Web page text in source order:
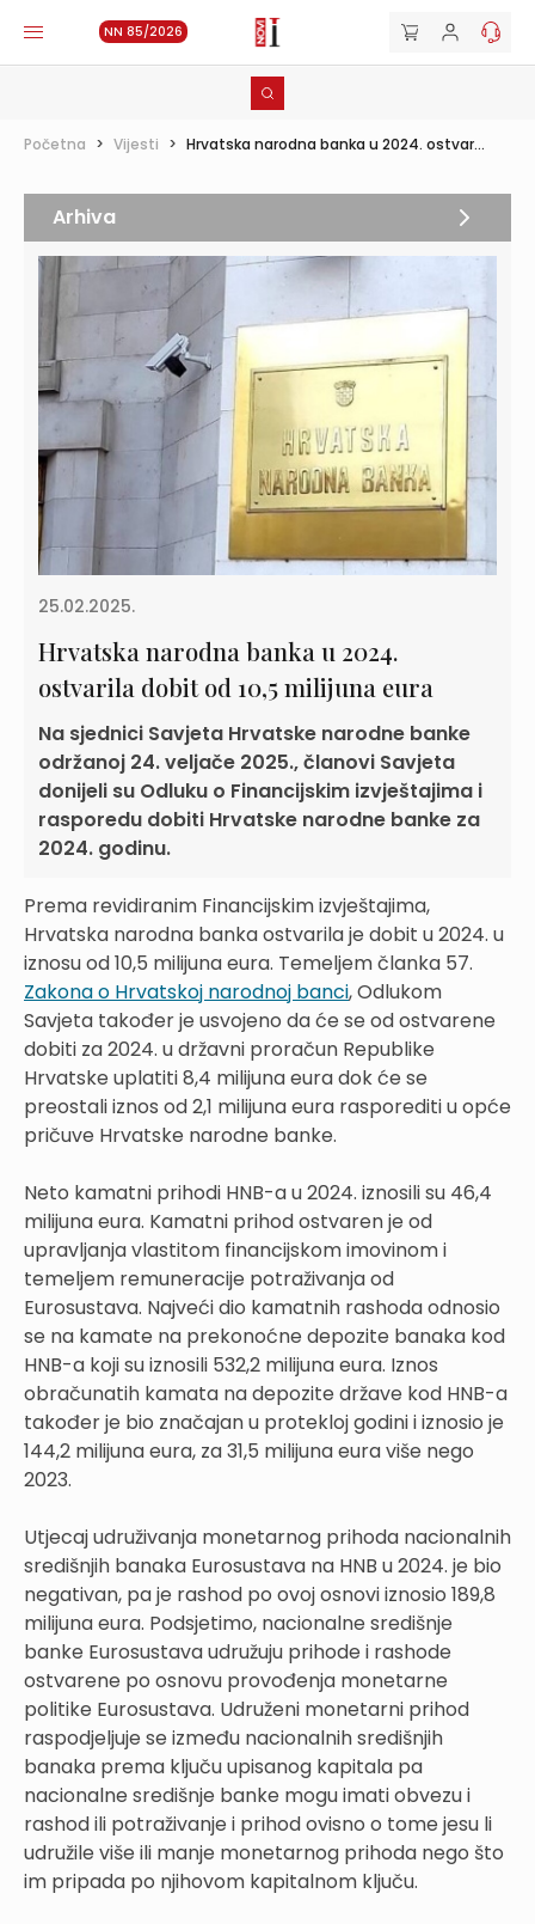
NN 85/2026
Početna > Vijesti > Hrvatska narodna banka u 2024. ostvar...
25.02.2025.
Hrvatska narodna banka u 2024.
ostvarila dobit od 10,5 milijuna eura
Na sjednici Savjeta Hrvatske narodne banke
održanoj 24. veljače 2025., članovi Savjeta
donijeli su Odluku o Financijskim izvještajima i
rasporedu dobiti Hrvatske narodne banke za
2024. godinu.
Prema revidiranim Financijskim izvještajima,
Hrvatska narodna banka ostvarila je dobit u 2024. u
iznosu od 10,5 milijuna eura. Temeljem članka 57.
Zakona o Hrvatskoj narodnoj banci, Odlukom
Savjeta također je usvojeno da će se od ostvarene
dobiti za 2024. u državni proračun Republike
Hrvatske uplatiti 8,4 milijuna eura dok će se
preostali iznos od 2,1 milijuna eura rasporediti u opće
pričuve Hrvatske narodne banke.
Neto kamatni prihodi HNB-a u 2024. iznosili su 46,4
milijuna eura. Kamatni prihod ostvaren je od
upravljanja vlastitom financijskom imovinom i
temeljem remuneracije potraživanja od
Eurosustava. Najveći dio kamatnih rashoda odnosio
se na kamate na prekonoćne depozite banaka kod
HNB-a koji su iznosili 532,2 milijuna eura. Iznos
obračunatih kamata na depozite države kod HNB-a
također je bio značajan u protekloj godini i iznosio je
144,2 milijuna eura, za 31,5 milijuna eura više nego
2023.
Utjecaj udruživanja monetarnog prihoda nacionalnih
središnjih banaka Eurosustava na HNB u 2024. je bio
negativan, pa je rashod po ovoj osnovi iznosio 189,8
milijuna eura. Podsjetimo, nacionalne središnje
banke Eurosustava udružuju prihode i rashode
ostvarene po osnovu provođenja monetarne
politike Eurosustava. Udruženi monetarni prihod
raspodjeljuje se između nacionalnih središnjih
banaka prema ključu upisanog kapitala pa
nacionalne središnje banke mogu imati obvezu i
rashod ili potraživanje i prihod ovisno o tome jesu li
udružile više ili manje monetarnog prihoda nego što
im pripada po njihovom kapitalnom ključu.
Arhiva